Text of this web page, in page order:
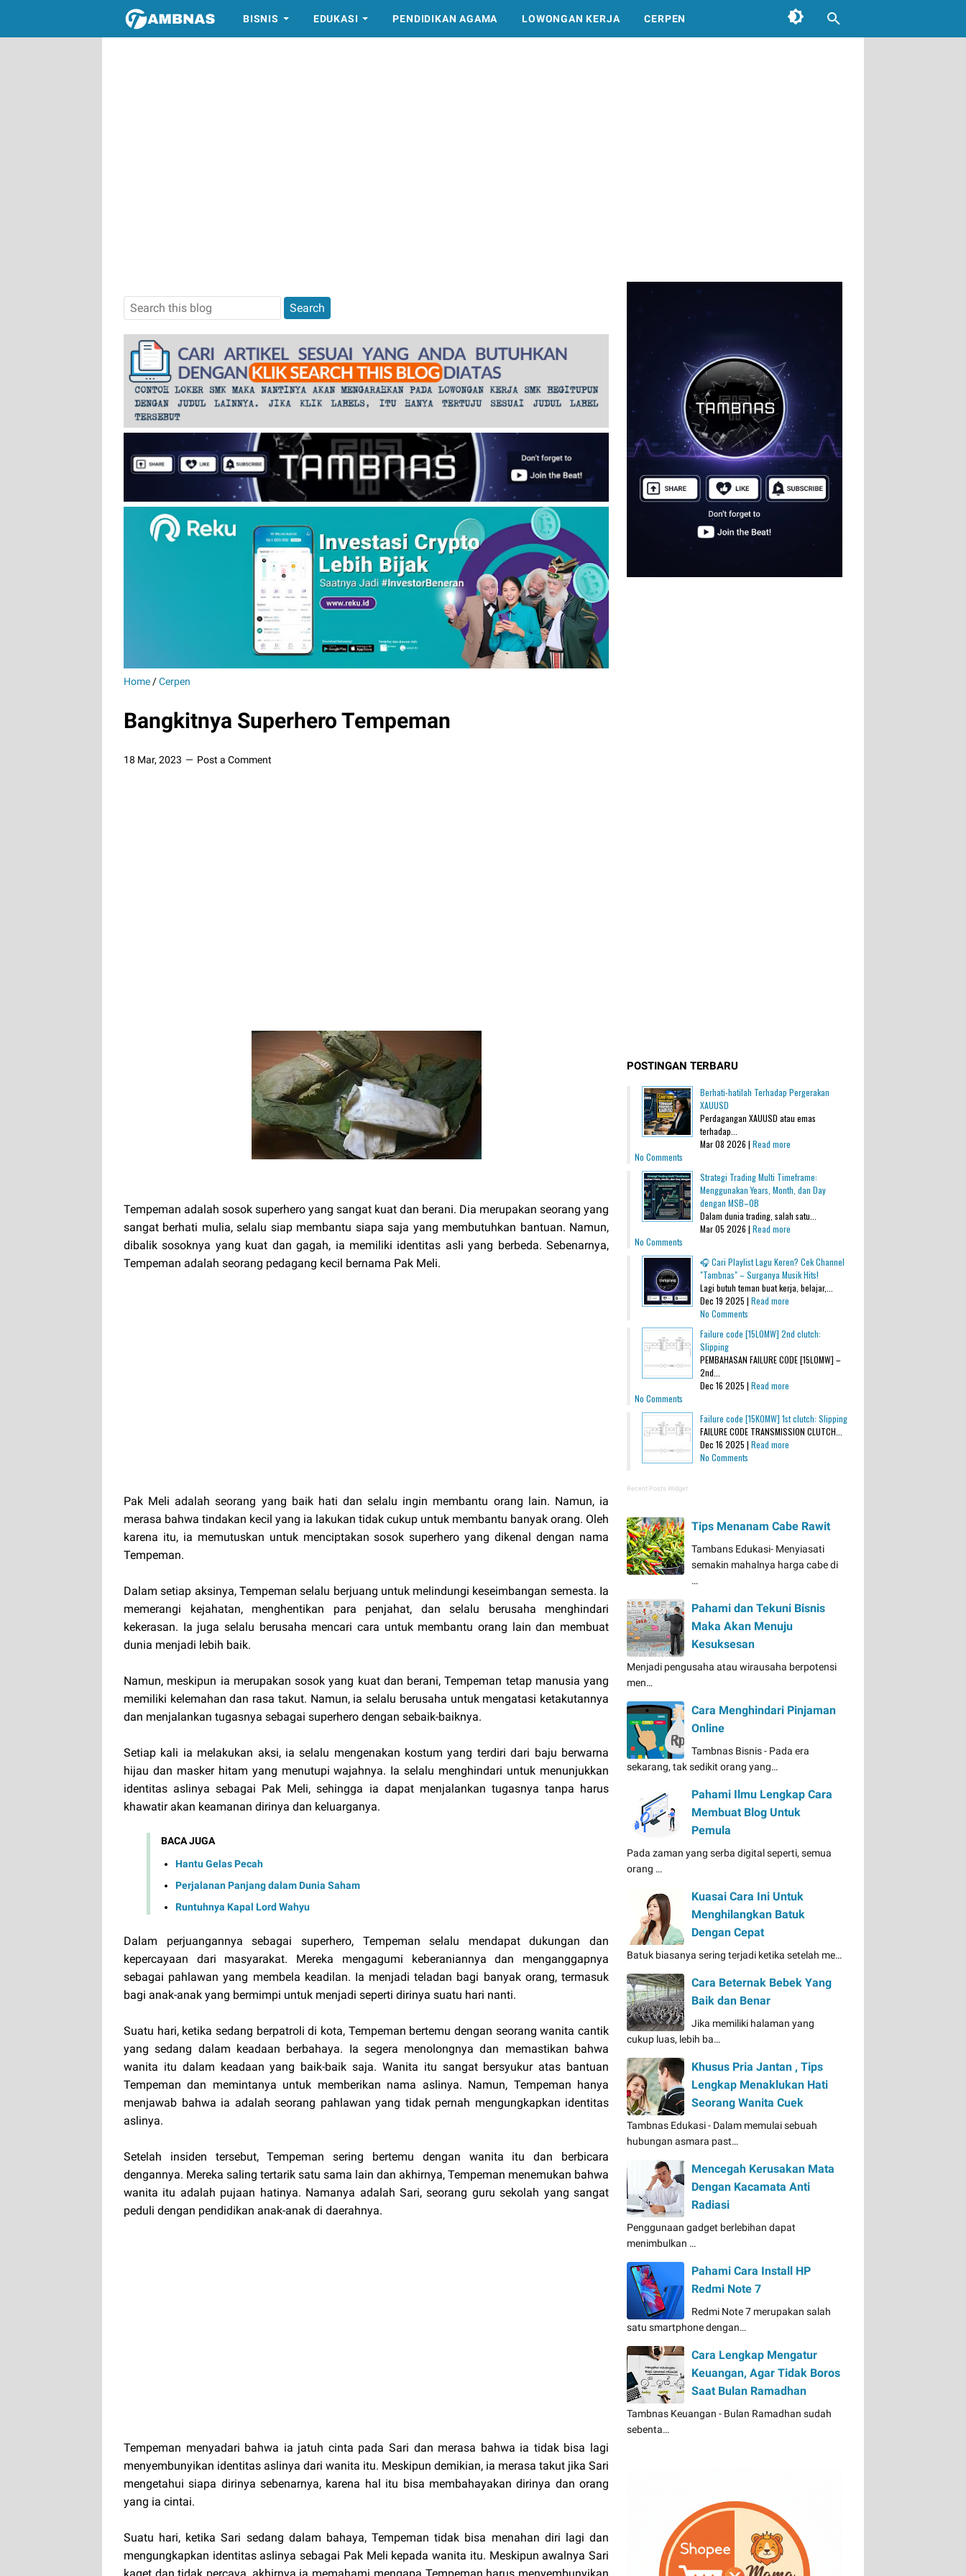
BISNIS EDUKASI PENDIDIKAN AGAMA LOWONGAN KERJA CERPEN
Home /Cerpen
Bangkitnya Superhero Tempeman
18 Mar, 2023 Post a Comment
Tempeman adalah sosok superhero yang sangat kuat dan berani. Dia merupakan seorang yang
sangat berhati mulia, selalu siap membantu siapa saja yang membutuhkan bantuan. Namun,
dibalik sosoknya yang kuat dan gagah, ia memiliki identitas asli yang berbeda. Sebenarnya,
Tempeman adalah seorang pedagang kecil bernama Pak Meli.
Pak Meli adalah seorang yang baik hati dan selalu ingin membantu orang lain. Namun, ia
merasa bahwa tindakan kecil yang ia lakukan tidak cukup untuk membantu banyak orang. Oleh
karena itu, ia memutuskan untuk menciptakan sosok superhero yang dikenal dengan nama
Tempeman.
Dalam setiap aksinya, Tempeman selalu berjuang untuk melindungi keseimbangan semesta. Ia
memerangi kejahatan, menghentikan para penjahat, dan selalu berusaha menghindari
kekerasan. Ia juga selalu berusaha mencari cara untuk membantu orang lain dan membuat
dunia menjadi lebih baik.
Namun, meskipun ia merupakan sosok yang kuat dan berani, Tempeman tetap manusia yang
memiliki kelemahan dan rasa takut. Namun, ia selalu berusaha untuk mengatasi ketakutannya
dan menjalankan tugasnya sebagai superhero dengan sebaik-baiknya.
Setiap kali ia melakukan aksi, ia selalu mengenakan kostum yang terdiri dari baju berwarna
hijau dan masker hitam yang menutupi wajahnya. Ia selalu menghindari untuk menunjukkan
identitas aslinya sebagai Pak Meli, sehingga ia dapat menjalankan tugasnya tanpa harus
khawatir akan keamanan dirinya dan keluarganya.
BACA JUGA
Hantu Gelas Pecah
Perjalanan Panjang dalam Dunia Saham
Runtuhnya Kapal Lord Wahyu
Dalam perjuangannya sebagai superhero, Tempeman selalu mendapat dukungan dan
kepercayaan dari masyarakat. Mereka mengagumi keberaniannya dan menganggapnya
sebagai pahlawan yang membela keadilan. Ia menjadi teladan bagi banyak orang, termasuk
bagi anak-anak yang bermimpi untuk menjadi seperti dirinya suatu hari nanti.
Suatu hari, ketika sedang berpatroli di kota, Tempeman bertemu dengan seorang wanita cantik
yang sedang dalam keadaan berbahaya. Ia segera menolongnya dan memastikan bahwa
wanita itu dalam keadaan yang baik-baik saja. Wanita itu sangat bersyukur atas bantuan
Tempeman dan memintanya untuk memberikan nama aslinya. Namun, Tempeman hanya
menjawab bahwa ia adalah seorang pahlawan yang tidak pernah mengungkapkan identitas
aslinya.
Setelah insiden tersebut, Tempeman sering bertemu dengan wanita itu dan berbicara
dengannya. Mereka saling tertarik satu sama lain dan akhirnya, Tempeman menemukan bahwa
wanita itu adalah pujaan hatinya. Namanya adalah Sari, seorang guru sekolah yang sangat
peduli dengan pendidikan anak-anak di daerahnya.
Tempeman menyadari bahwa ia jatuh cinta pada Sari dan merasa bahwa ia tidak bisa lagi
menyembunyikan identitas aslinya dari wanita itu. Meskipun demikian, ia merasa takut jika Sari
mengetahui siapa dirinya sebenarnya, karena hal itu bisa membahayakan dirinya dan orang
yang ia cintai.
Suatu hari, ketika Sari sedang dalam bahaya, Tempeman tidak bisa menahan diri lagi dan
mengungkapkan identitas aslinya sebagai Pak Meli kepada wanita itu. Meskipun awalnya Sari
POSTINGAN TERBARU
Berhati-hatilah Terhadap Pergerakan
XAUUSD
Perdagangan XAUUSD atau emas
terhadap...
Mar 08 2026 | Read more
No Comments
Strategi Trading Multi Timeframe:
Menggunakan Years, Month, dan Day
dengan MSB–OB
Dalam dunia trading, salah satu...
Mar 05 2026 | Read more
No Comments
🎧 Cari Playlist Lagu Keren? Cek Channel
"Tambnas" – Surganya Musik Hits!
Lagi butuh teman buat kerja, belajar,...
Dec 19 2025 | Read more
No Comments
Failure code [15L0MW] 2nd clutch:
Slipping
PEMBAHASAN FAILURE CODE [15L0MW] –
2nd...
Dec 16 2025 | Read more
No Comments
Failure code [15K0MW] 1st clutch: Slipping
FAILURE CODE TRANSMISSION CLUTCH...
Dec 16 2025 | Read more
No Comments
Recent Posts Widget
Tips Menanam Cabe Rawit
Tambans Edukasi- Menyiasati
semakin mahalnya harga cabe di
…
Pahami dan Tekuni Bisnis
Maka Akan Menuju
Kesuksesan
Menjadi pengusaha atau wirausaha berpotensi
men…
Cara Menghindari Pinjaman
Online
Tambnas Bisnis - Pada era
sekarang, tak sedikit orang yang…
Pahami Ilmu Lengkap Cara
Membuat Blog Untuk
Pemula
Pada zaman yang serba digital seperti, semua
orang …
Kuasai Cara Ini Untuk
Menghilangkan Batuk
Dengan Cepat
Batuk biasanya sering terjadi ketika setelah me…
Cara Beternak Bebek Yang
Baik dan Benar
Jika memiliki halaman yang
cukup luas, lebih ba…
Khusus Pria Jantan , Tips
Lengkap Menaklukan Hati
Seorang Wanita Cuek
Tambnas Edukasi - Dalam memulai sebuah
hubungan asmara past…
Mencegah Kerusakan Mata
Dengan Kacamata Anti
Radiasi
Penggunaan gadget berlebihan dapat
menimbulkan …
Pahami Cara Install HP
Redmi Note 7
Redmi Note 7 merupakan salah
satu smartphone dengan…
Cara Lengkap Mengatur
Keuangan, Agar Tidak Boros
Saat Bulan Ramadhan
Tambnas Keuangan - Bulan Ramadhan sudah
sebenta…